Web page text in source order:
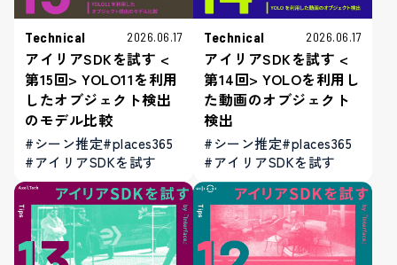
Technical 2026.06.17
アイリアSDKを試す <
第15回> YOLO11を利用
したオブジェクト検出
のモデル比較
#シーン推定#places365
#アイリアSDKを試す
Technical 2026.06.17
アイリアSDKを試す <
第14回> YOLOを利用し
た動画のオブジェクト
検出
#シーン推定#places365
#アイリアSDKを試す